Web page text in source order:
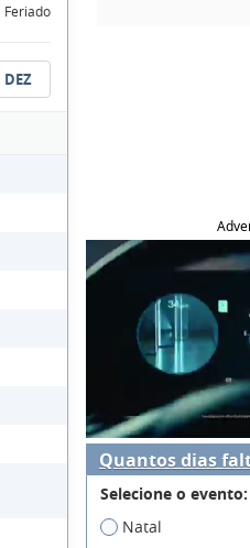
Feriado
DEZ
Quantos dias
Selecione o evento:
Natal